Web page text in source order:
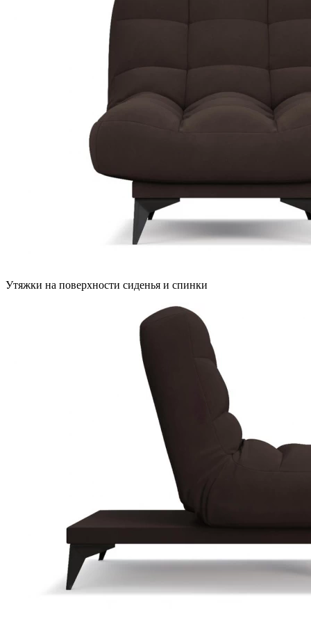
Утяжки на поверхности сиденья и спинки